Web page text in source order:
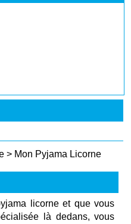
> Mon Pyjama Licorne
licorne et que vous
là dedans, vous